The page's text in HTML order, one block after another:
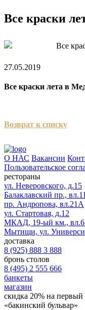
Все краски
27.05.2019
Все краски лета в
Возврат к списку
О НАС Вакансии
Пользовательское
рестораны
ул. Неверовского, д.15
Балаклавский пр.,
пр. Андропова, вл.21А
ул. Стартовая, д.12
МКАД, 19-ый км.,
Мытищи, ул.
доставка
8 (925) 888 3 888
бронь столов
8 (495) 2 555 666
банкеты
магазин
скидка 20% на первый
«бакинский бульвар»